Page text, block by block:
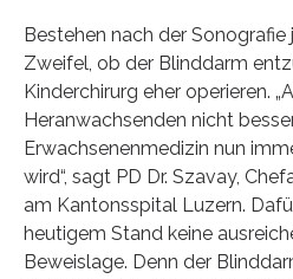
Bestehen nach der
Zweifel, ob der Blinddarm
Kinderchirurg eher operieren.
Heranwachsenden nicht
Erwachsenenmedizin nun
wird“, sagt PD Dr. Szavay,
am Kantonsspital Luzern.
heutigem Stand keine
Beweislage. Denn der